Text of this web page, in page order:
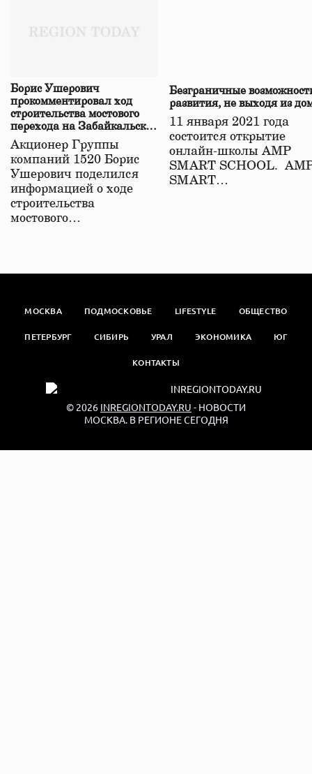
Борис Ушерович
прокомментировал ход
строительства мостового
перехода на Забайкальской
железной дороге
Акционер Группы
компаний 1520 Борис
Ушерович поделился
информацией о ходе
строительства
мостового…
Безграничные
развития, не выходя из
11 января 2021 года
состоится открытие
онлайн-школы АМР
SMART SCHOOL.
SMART…
МОСКВА ПОДМОСКОВЬЕ LIFESTYLE ОБЩЕСТВО
ПЕТЕРБУРГ СИБИРЬ УРАЛ ЭКОНОМИКА ЮГ
КОНТАКТЫ
© 2026 INREGIONTODAY.RU - НОВОСТИ
МОСКВА. В РЕГИОНЕ СЕГОДНЯ